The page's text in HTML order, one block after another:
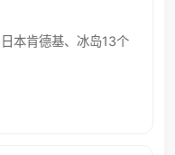
本肯德基、冰岛13个